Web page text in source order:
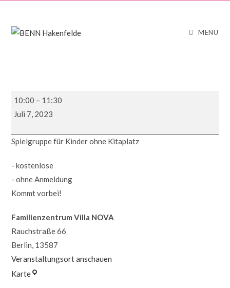
springen
MENÜ
Kinder
ohne
(Spielgruppe)
10:00 – 11:30
Juli 7, 2023
Spielgruppe für Kinder ohne Kitaplatz
- kostenlose
- ohne Anmeldung
Kommt vorbei!
Familienzentrum Villa NOVA
Rauchstraße 66
Berlin, 13587
Veranstaltungsort anschauen
KarteFamilienzentrum